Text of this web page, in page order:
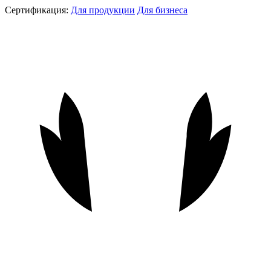
Сертификация: Для продукции Для бизнеса